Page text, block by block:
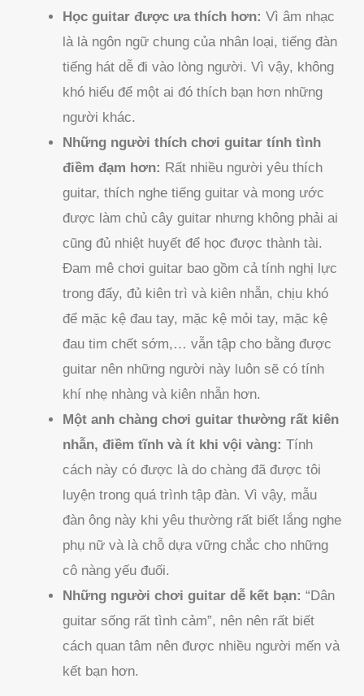
Học guitar được ưa thích hơn: Vì âm nhạc
là là ngôn ngữ chung của nhân loại, tiếng đàn
tiếng hát dễ đi vào lòng người. Vì vậy, không
khó hiểu để một ai đó thích bạn hơn những
người khác.
Những người thích chơi guitar tính tình
điềm đạm hơn: Rất nhiều người yêu thích
guitar, thích nghe tiếng guitar và mong ước
được làm chủ cây guitar nhưng không phải ai
cũng đủ nhiệt huyết để học được thành tài.
Đam mê chơi guitar bao gồm cả tính nghị lực
trong đấy, đủ kiên trì và kiên nhẫn, chịu khó
để mặc kệ đau tay, mặc kệ mỏi tay, mặc kệ
đau tim chết sớm,… vẫn tập cho bằng được
guitar nên những người này luôn sẽ có tính
khí nhẹ nhàng và kiên nhẫn hơn.
Một anh chàng chơi guitar thường rất kiên
nhẫn, điềm tĩnh và ít khi vội vàng: Tính
cách này có được là do chàng đã được tôi
luyện trong quá trình tập đàn. Vì vậy, mẫu
đàn ông này khi yêu thường rất biết lắng nghe
phụ nữ và là chỗ dựa vững chắc cho những
cô nàng yếu đuối.
Những người chơi guitar dễ kết bạn: “Dân
guitar sống rất tình cảm”, nên nên rất biết
cách quan tâm nên được nhiều người mến và
kết bạn hơn.